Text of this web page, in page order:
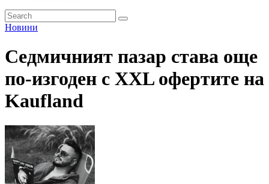
Новини
Седмичният пазар става още
по-изгоден с XXL офертите на
Kaufland